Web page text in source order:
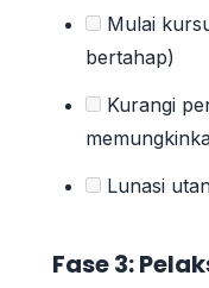
Mulai
bertahap)
Kurangi
Lunasi
Fase 3: